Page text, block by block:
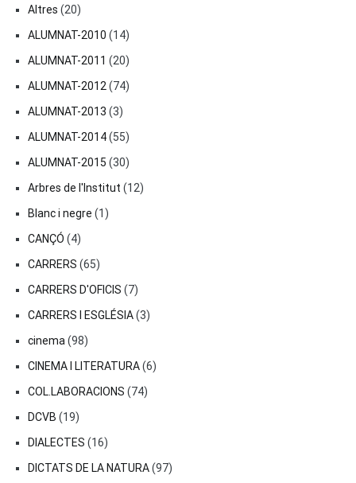
Altres (20)
ALUMNAT-2010 (14)
ALUMNAT-2011 (20)
ALUMNAT-2012 (74)
ALUMNAT-2013 (3)
ALUMNAT-2014(55)
ALUMNAT-2015 (30)
Arbres de l'Institut (12)
Blanc i negre (1)
CANÇÓ (4)
CARRERS (65)
CARRERS D'OFICIS (7)
CARRERS I ESGLÉSIA(3)
cinema (98)
CINEMA I LITERATURA(6)
COL.LABORACIONS (74)
DCVB (19)
DIALECTES (16)
DICTATS DE LA NATURA(97)